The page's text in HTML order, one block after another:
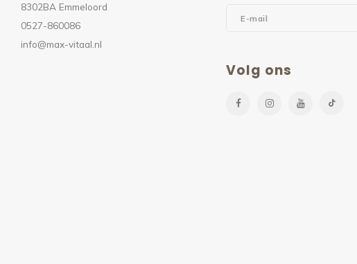
8302BA Emmeloord
0527-860086
info@max-vitaal.nl
Volg ons